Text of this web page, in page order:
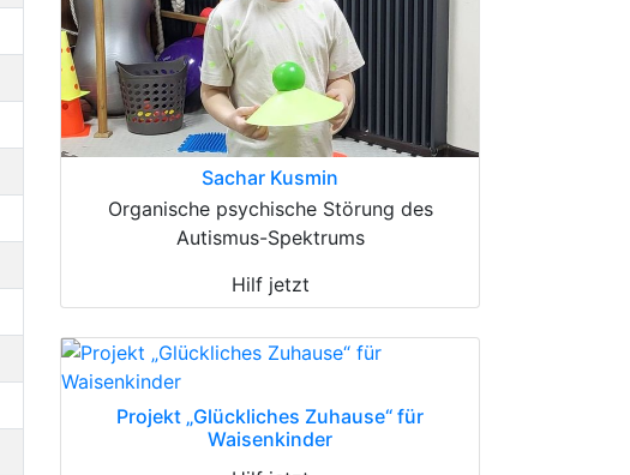
Sachar Kusmin
Organische psychische Störung des
Autismus-Spektrums
Hilf jetzt
Projekt „Glückliches Zuhause“ für
Waisenkinder